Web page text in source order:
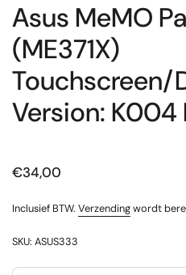
Asus MeMO
(ME371X)
Touchscreen/
Version: K004
Prijs:
€34,00
Inclusief BTW. Verzendingwordt
SKU: ASUS333